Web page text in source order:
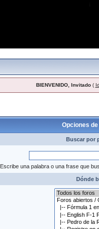
BIENVENIDO, Invitado(
Opciones
Buscar por
Escribe una palabra o una frase que
Dónde